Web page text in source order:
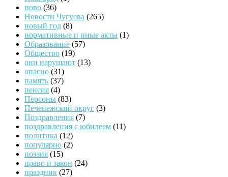
ново (36)
Новости Чугуева (265)
новый год (8)
нормативные и иные акты (1)
Образование (57)
Общество (19)
они нарушают (13)
опасно (31)
память (37)
пенсия (4)
Персоны (83)
Печенежский округ (3)
Поздравления (7)
поздравления с юбилеем (11)
политика (12)
популярно (2)
поэзия (15)
право и закон (24)
праздник (27)